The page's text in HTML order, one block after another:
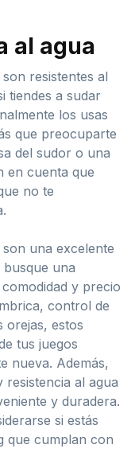
al agua
resistentes al
tiendes a sudar
los usas
que preocuparte
del sudor o una
en cuenta que
no te
una excelente
una
y precio
control de
orejas, estos
tus juegos
nueva. Además,
al agua
y duradera.
si estás
que cumplan con